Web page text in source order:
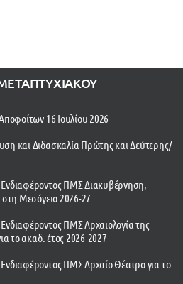
16 Ιουλίου 2026
και Διδασκαλία Πρώτης και Δεύτερης/
ΠΜΣ Διακυβέρνηση,
Μεσόγειο 2026-27
ΠΜΣ Αρχαιολογία της
το ακαδ. έτος 2026-2027
ΠΜΣ Αρχαίο Θέατρο για το